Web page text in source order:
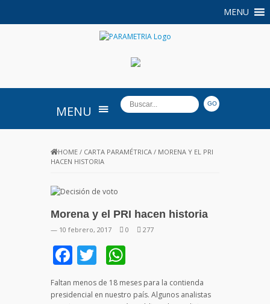
MENU
PARAMETRIA
MENU
HOME / CARTA PARAMÉTRICA / MORENA Y EL PRI
HACEN HISTORIA
Morena y el PRI hacen historia
— 10 febrero, 2017 0 277
Facebook
Twitter
Faltan menos de 18 meses para la contienda
presidencial en nuestro país. Algunos analistas